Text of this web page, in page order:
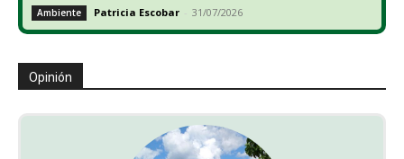
Ambiente Patricia Escobar - 31/07/2026
Opinión